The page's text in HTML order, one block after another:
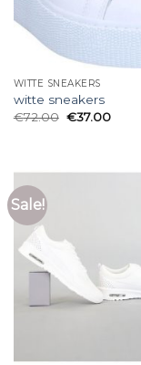
WITTE SNEAKERS
witte sneakers
€72.00 €37.00
Sale!